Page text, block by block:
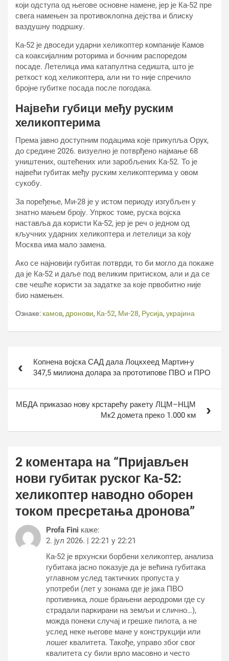
који одступа од његове основне намене, јер је Ка-52 пре
свега намењен за противоклопна дејства и блиску
ваздушну подршку.
Ка-52 је двоседи ударни хеликоптер компаније Камов
са коаксијалним роторима и бочним распоредом
посаде. Летелица има катапултна седишта, што је
реткост код хеликоптера, али ни то није спречило
бројне губитке посада после погодака.
Највећи губици међу руским
хеликоптерима
Према јавно доступним подацима које прикупља Орyx,
до средине 2026. визуелно је потврђено најмање 68
уништених, оштећених или заробљених Ка-52. То је
највећи губитак међу руским хеликоптерима у овом
сукобу.
За поређење, Ми-28 је у истом периоду изгубљен у
знатно мањем броју. Упркос томе, руска војска
наставља да користи Ка-52, јер је реч о једном од
кључних ударних хеликоптера и летелици за коју
Москва има мало замена.
Ако се најновији губитак потврди, то би могло да покаже
да је Ка-52 и даље под великим притиском, али и да се
све чешће користи за задатке за које првобитно није
био намењен.
Ознаке: камов, дронови, Ка-52, Ми-28, Русија, украјина
чланкаКопнена војска САД дала Лоцкхеед Мартин-у
347,5 милиона долара за прототипове ПВО и ПРО
МБДА приказао нову крстарећу ракету ЛЦМ–НЦМ
Мк2 домета преко 1.000 км
2 коментара на “Пријављен
нови губитак руског Ка-52:
хеликоптер наводно оборен
током пресретања дронова”
Profa Fini каже:
2. јул 2026. | 22:21 у 22:21
Ка-52 је врхунски борбени хеликоптер, анализа
губитака јасно показује да је већина губитака
углавном услед тактичких пропуста у
употреби (лет у зонама где је јака ПВО
противника, лоше брањени аеродроми где су
страдали паркирани на земљи и слично…),
можда понеки случај и грешке пилота, а не
услед неке његове мане у конструкцији или
лошег квалитета. Такође, управо због свог
квалитета су били врло масовно и често